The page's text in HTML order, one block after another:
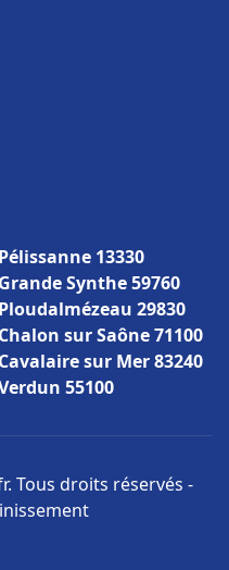
13330
Synthe 59760
29830
sur Saône 71100
sur Mer 83240
55100
Tous droits réservés -